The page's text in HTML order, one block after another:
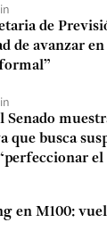
de
de avanzar
Senado
que busca
en M100: